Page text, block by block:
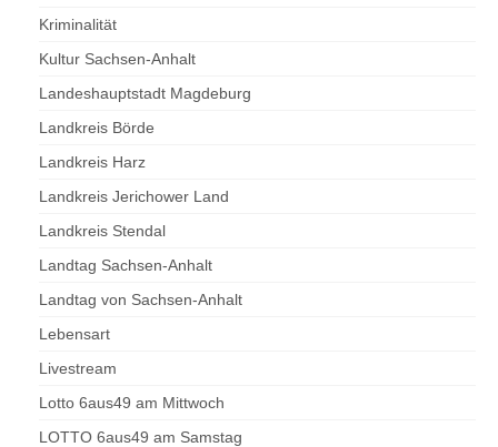
Kriminalität
Kultur Sachsen-Anhalt
Landeshauptstadt Magdeburg
Landkreis Börde
Landkreis Harz
Landkreis Jerichower Land
Landkreis Stendal
Landtag Sachsen-Anhalt
Landtag von Sachsen-Anhalt
Lebensart
Livestream
Lotto 6aus49 am Mittwoch
LOTTO 6aus49 am Samstag